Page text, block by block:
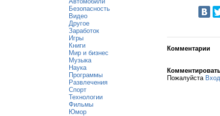
Безопасность
Видео
Другое
Заработок
Игры
Книги
Мир и бизнес
Музыка
Наука
Программы
Развлечения
Спорт
Технологии
Фильмы
Юмор
Комментарии
Пожалуйста Вход